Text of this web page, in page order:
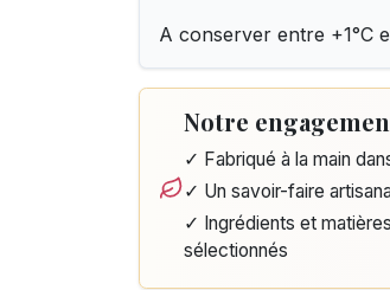
A conserver entre +1°C
Notre
✓ Fabriqué à la main
✓ Un savoir-faire
✓ Ingrédients et
sélectionnés